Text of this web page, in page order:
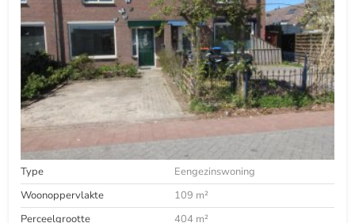
Type
Eengezinswoning
Woonoppervlakte
109 m²
Perceelgrootte
404 m²